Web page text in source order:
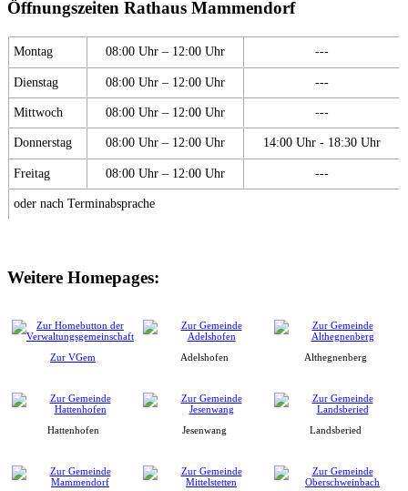
Öffnungszeiten Rathaus Mammendorf
Montag 08:00 Uhr – 12:00 Uhr ---
Dienstag 08:00 Uhr – 12:00 Uhr ---
Mittwoch 08:00 Uhr – 12:00 Uhr ---
Donnerstag 08:00 Uhr – 12:00 Uhr 14:00 Uhr - 18:30 Uhr
Freitag 08:00 Uhr – 12:00 Uhr ---
oder nach Terminabsprache
Weitere Homepages:
Zur VGem Adelshofen Althegnenberg
Hattenhofen Jesenwang Landsberied